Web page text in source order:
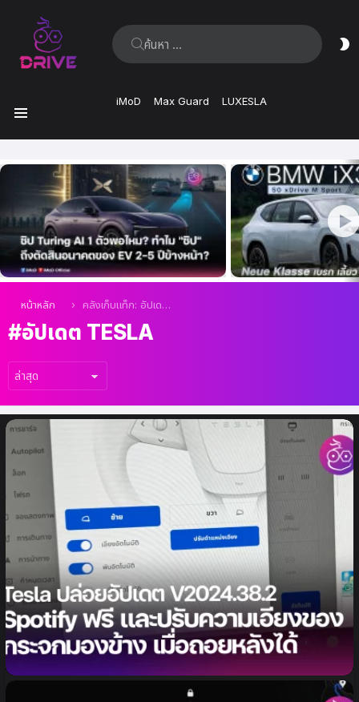
ค้นหา:
iMoD Max Guard LUXESLA
ล่าสุด
คุณอยู่ที่นี่:
หน้าหลัก คลังเก็บแท็ก: อัปเดต Tesla
อัปเดต TESLA
เรื่อง
ล่าสุด
Tesla ปล่อยอัปเดตซอฟต์แวร์ V2024.38.2 ใช้
Spotify ฟรี และปรับตำแหน่งเอียงของกระจก
มองข้าง เมื่อถอยหลัง